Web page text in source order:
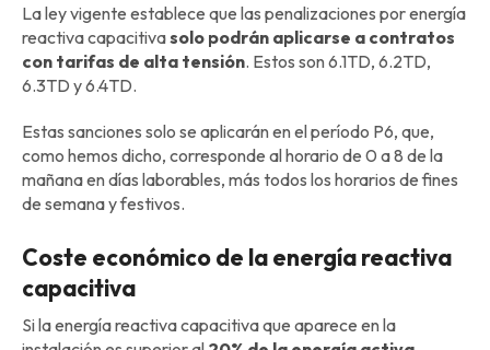
La ley vigente establece que las penalizaciones por energía
reactiva capacitivasolo podrán aplicarse a contratos
con tarifas de alta tensión. Estos son 6.1TD, 6.2TD,
6.3TD y 6.4TD.
Estas sanciones solo se aplicarán en el período P6, que,
como hemos dicho, corresponde al horario de 0 a 8 de la
mañana en días laborables, más todos los horarios de fines
de semana y festivos.
Coste económico de la energía reactiva
capacitiva
Si la energía reactiva capacitiva que aparece en la